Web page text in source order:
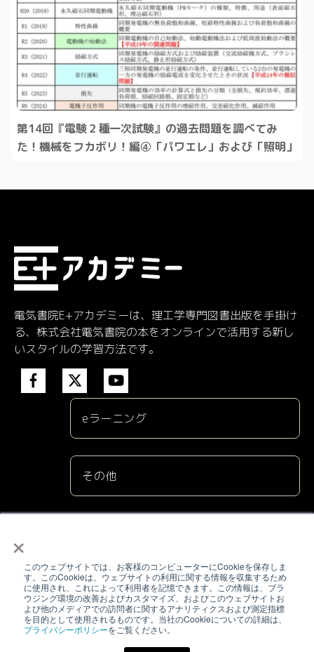
×
このウェブサイトでは、お客様のコンピューターにCookieを保存しま
す。このCookieは、ウェブサイトの利用に関する情報を収集するため
に使用され、これによって利用者を記憶できます。この情報は、ブラ
ウジング環境の改善およびカスタマイズ、およびこのウェブサイトお
よび他のメディアでの訪問者に関するアナリティクスおよび測定指標
を目的として使用されるものです。当社のCookieについての詳細は、
プライバシーポリシーをご覧ください。
第14回『電験２種一次試験』の過去問題を調べてみ
た！機械をフカボリ！編④「パワエレ」および「照明」
電気書院E+アカデミーは、理工学専門図書出版を手掛け
る、株式会社電気書院の本をオンラインで活用する新し
いスタイルの学習方法です。
eラーニング
その他
（03）5259-9160
academy@denkisyoin.co.jp
東京都千代田区神田神保町1-3 ミヤタビル2F